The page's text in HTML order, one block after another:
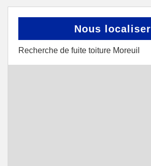
Nous localiser
Recherche de fuite toiture Moreuil